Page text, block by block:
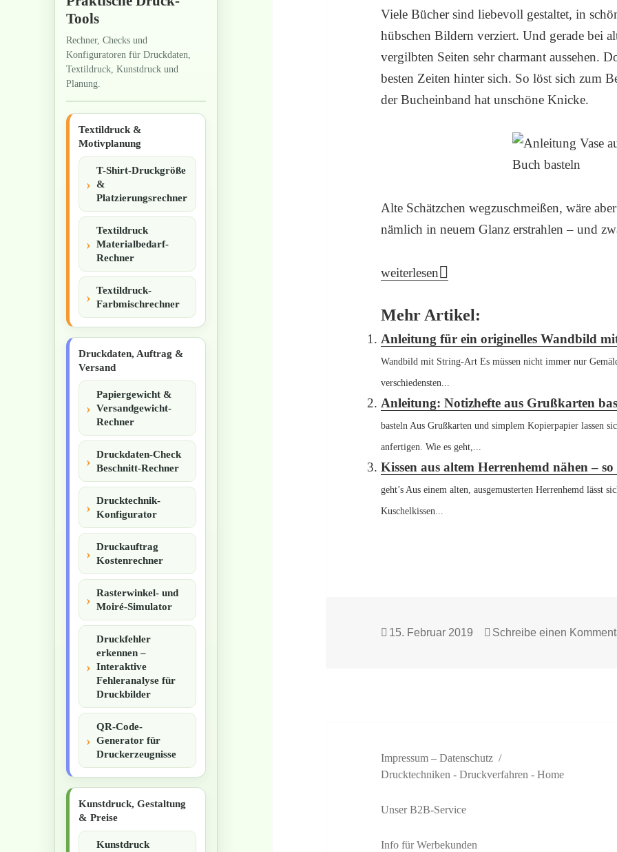
Tools
Rechner, Checks und
Konfiguratoren für Druckdaten,
Textildruck, Kunstdruck und
Planung.
Textildruck &
Motivplanung
T-Shirt-Druckgröße
&
Platzierungsrechner
Textildruck
Materialbedarf-
Rechner
Textildruck-
Farbmischrechner
Druckdaten, Auftrag &
Versand
Papiergewicht &
Versandgewicht-
Rechner
Druckdaten-Check
Beschnitt-Rechner
Drucktechnik-
Konfigurator
Druckauftrag
Kostenrechner
Rasterwinkel- und
Moiré-Simulator
Druckfehler
erkennen –
Interaktive
Fehleranalyse für
Druckbilder
QR-Code-
Generator für
Druckerzeugnisse
Kunstdruck, Gestaltung
& Preise
Kunstdruck
Viele Bücher sind liebevoll gestaltet, in
hübschen Bildern verziert. Und gerade bei
vergilbten Seiten sehr charmant aussehen.
besten Zeiten hinter sich. So löst sich zum
der Bucheinband hat unschöne Knicke.
Alte Schätzchen wegzuschmeißen, wäre
nämlich in neuem Glanz erstrahlen – und
Anleitung: Vase aus altem Buch basteln
weiterlesen
Mehr Artikel:
Anleitung für ein originelles Wandbild
Wandbild mit String-Art Es müssen nicht immer nur
verschiedensten...
Anleitung: Notizhefte aus Grußkarten
basteln Aus Grußkarten und simplem Kopierpapier lassen
anfertigen. Wie es geht,...
Kissen aus altem Herrenhemd nähen – so
geht’s Aus einem alten, ausgemusterten Herrenhemd lässt
Kuschelkissen...
Veröffentlicht
15. Februar 2019 Schreibe einen
Impressum – Datenschutz
Drucktechniken - Druckverfahren - Home
Unser B2B-Service
Info für Werbekunden